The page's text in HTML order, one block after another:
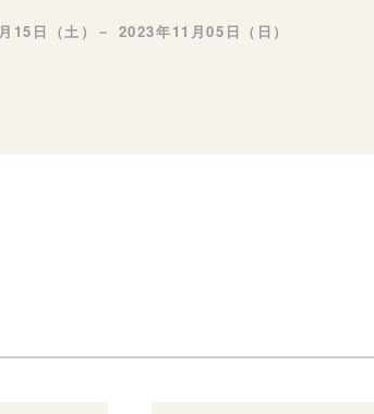
15日（土）－ 2023年11月05日（日）